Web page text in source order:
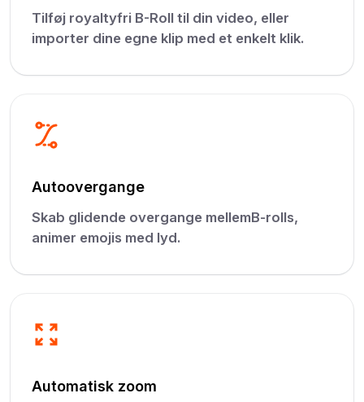
Tilføj royaltyfri B-Roll til din video, eller
importer dine egne klip med et enkelt klik.
Autoovergange
Skab glidende overgange mellemB-rolls,
animer emojis med lyd.
Automatisk zoom